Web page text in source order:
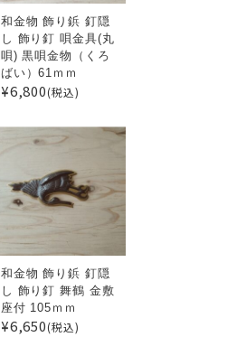
和金物 飾り鋲 釘隠
し 飾り釘 唄金具(丸
唄) 黒唄金物（くろ
ばい）61ｍｍ
¥6,800(税込)
和金物 飾り鋲 釘隠
し 飾り釘 舞鶴 金敷
座付 105ｍｍ
¥6,650(税込)